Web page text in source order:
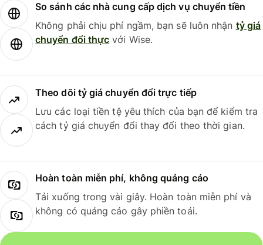
So sánh các nhà cung cấp dịch vụ chuyển tiền
Không phải chịu phí ngầm, bạn sẽ luôn nhận tỷ giá
chuyển đổi thực với Wise.
Theo dõi tỷ giá chuyển đổi trực tiếp
Lưu các loại tiền tệ yêu thích của bạn để kiểm tra
cách tỷ giá chuyển đổi thay đổi theo thời gian.
Hoàn toàn miễn phí, không quảng cáo
Tải xuống trong vài giây. Hoàn toàn miễn phí và
không có quảng cáo gây phiền toái.